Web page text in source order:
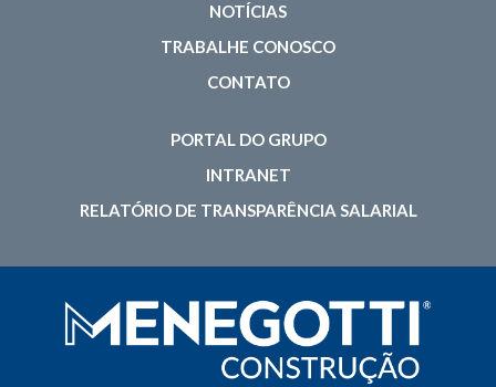
NOTÍCIAS
TRABALHE CONOSCO
CONTATO
PORTAL DO GRUPO
INTRANET
RELATÓRIO DE TRANSPARÊNCIA SALARIAL